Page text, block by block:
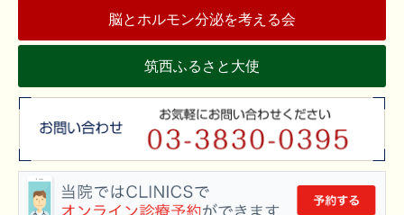
脳とホルモン分泌を考える会
筑西ふるさと大使